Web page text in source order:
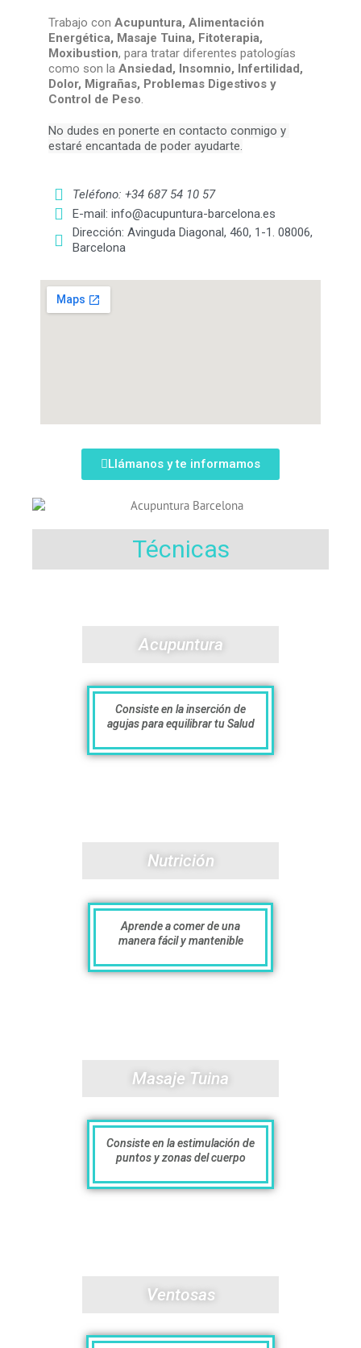
Trabajo con Acupuntura, Alimentación
Energética, Masaje Tuina, Fitoterapia,
Moxibustion, para tratar diferentes patologías
como son la Ansiedad, Insomnio, Infertilidad,
Dolor, Migrañas, Problemas Digestivos y
Control de Peso.
No dudes en ponerte en contacto conmigo y
estaré encantada de poder ayudarte.
Teléfono: +34 687 54 10 57
E-mail: info@acupuntura-barcelona.es
Dirección: Avinguda Diagonal, 460, 1-1. 08006,
Barcelona
Llámanos y te informamos
Técnicas
Acupuntura
Consiste en la inserción de
agujas para equilibrar tu Salud
Nutrición
Aprende a comer de una
manera fácil y mantenible
Masaje Tuina
Consiste en la estimulación de
puntos y zonas del cuerpo
Ventosas